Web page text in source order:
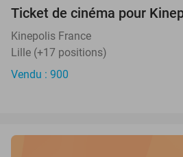
OUT
Ticket de cinéma pour
Kinepolis France
Lille (+17 positions)
Vendu : 900